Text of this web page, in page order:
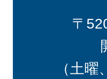
〒
（土